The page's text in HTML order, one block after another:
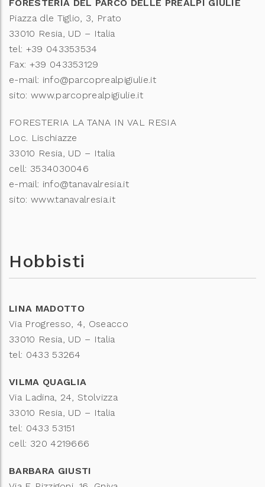
FORESTERIA DEL PARCO DELLE PREALPI GIULIE
Piazza dle Tiglio, 3, Prato
33010 Resia, UD – Italia
tel: +39 043353534
Fax: +39 043353129
e-mail: info@parcoprealpigiulie.it
sito: www.parcoprealpigiulie.it
FORESTERIA LA TANA IN VAL RESIA
Loc. Lischiazze
33010 Resia, UD – Italia
cell: 3534030046
e-mail: info@tanavalresia.it
sito: www.tanavalresia.it
Hobbisti
LINA MADOTTO
Via Progresso, 4, Oseacco
33010 Resia, UD – Italia
tel: 0433 53264
VILMA QUAGLIA
Via Ladina, 24, Stolvizza
33010 Resia, UD – Italia
tel: 0433 53151
cell: 320 4219666
BARBARA GIUSTI